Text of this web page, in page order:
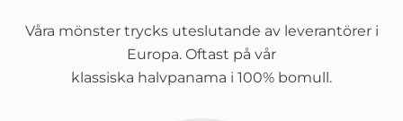
Våra mönster trycks uteslutande av leverantörer i
Europa. Oftast på vår
klassiska halvpanama i 100% bomull.